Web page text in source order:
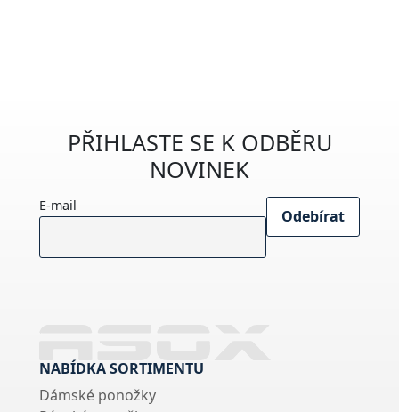
PŘIHLASTE SE K ODBĚRU
NOVINEK
E-mail
NABÍDKA SORTIMENTU
Dámské ponožky